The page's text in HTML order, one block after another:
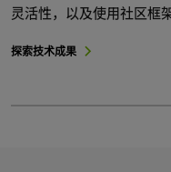
灵活性，以及使用社区框
探索技术成果